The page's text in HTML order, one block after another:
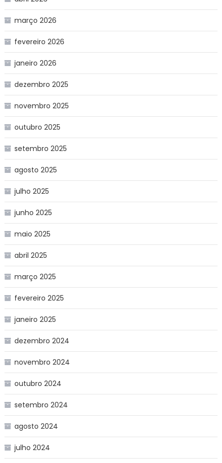
março 2026
fevereiro 2026
janeiro 2026
dezembro 2025
novembro 2025
outubro 2025
setembro 2025
agosto 2025
julho 2025
junho 2025
maio 2025
abril 2025
março 2025
fevereiro 2025
janeiro 2025
dezembro 2024
novembro 2024
outubro 2024
setembro 2024
agosto 2024
julho 2024